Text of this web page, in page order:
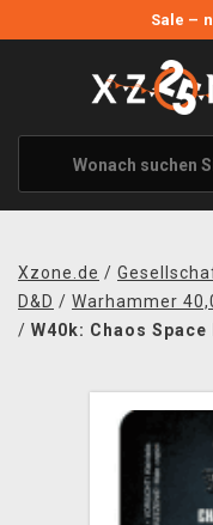
Sale –
ANGEBOTE
ALLE MARKEN
XZONE ORIGINALS
KLEIDUNG &
BÜCHER & COMICS
Xzone.de /
D&D / Warhammer
/ W40k: Chaos